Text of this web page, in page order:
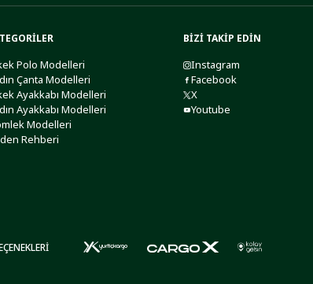
Polo Modelleri
Çanta Modelleri
Ayakkabı Modelleri
Ayakkabı Modelleri
Modelleri
Rehberi
BİZİ TAKİP EDİN
Instagram
Facebook
X
Youtube